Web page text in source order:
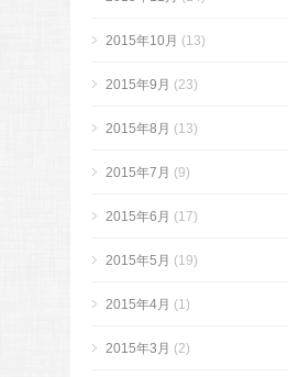
2015年10月 (13)
2015年9月 (23)
2015年8月 (13)
2015年7月 (9)
2015年6月 (17)
2015年5月 (19)
2015年4月 (1)
2015年3月 (2)